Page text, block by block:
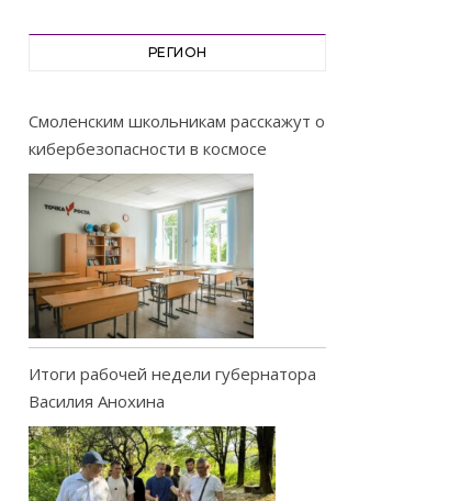
РЕГИОН
Смоленским школьникам расскажут о
кибербезопасности в космосе
Итоги рабочей недели губернатора
Василия Анохина